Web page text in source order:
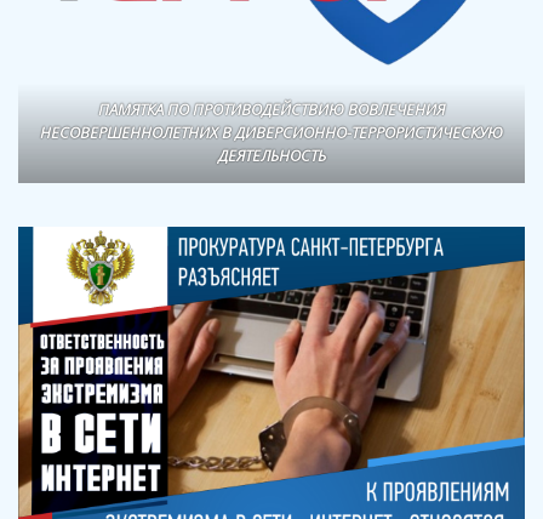
ПАМЯТКА ПО ПРОТИВОДЕЙСТВИЮ ВОВЛЕЧЕНИЯ
НЕСОВЕРШЕННОЛЕТНИХ В ДИВЕРСИОННО-ТЕРРОРИСТИЧЕСКУЮ
ДЕЯТЕЛЬНОСТЬ